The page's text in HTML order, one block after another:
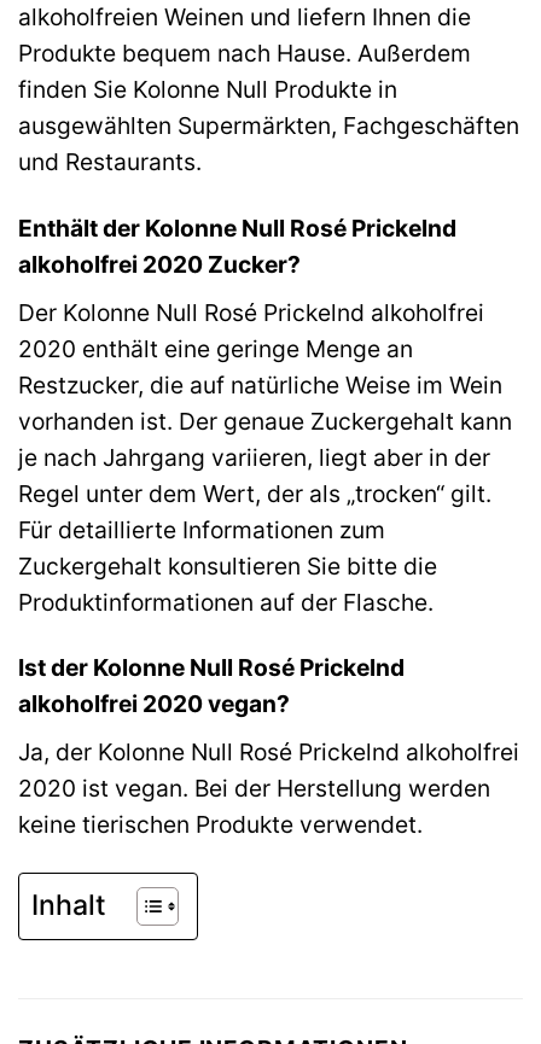
alkoholfreien Weinen und liefern Ihnen die
Produkte bequem nach Hause. Außerdem
finden Sie Kolonne Null Produkte in
ausgewählten Supermärkten, Fachgeschäften
und Restaurants.
Enthält der Kolonne Null Rosé Prickelnd
alkoholfrei 2020 Zucker?
Der Kolonne Null Rosé Prickelnd alkoholfrei
2020 enthält eine geringe Menge an
Restzucker, die auf natürliche Weise im Wein
vorhanden ist. Der genaue Zuckergehalt kann
je nach Jahrgang variieren, liegt aber in der
Regel unter dem Wert, der als „trocken“ gilt.
Für detaillierte Informationen zum
Zuckergehalt konsultieren Sie bitte die
Produktinformationen auf der Flasche.
Ist der Kolonne Null Rosé Prickelnd
alkoholfrei 2020 vegan?
Ja, der Kolonne Null Rosé Prickelnd alkoholfrei
2020 ist vegan. Bei der Herstellung werden
keine tierischen Produkte verwendet.
Inhalt